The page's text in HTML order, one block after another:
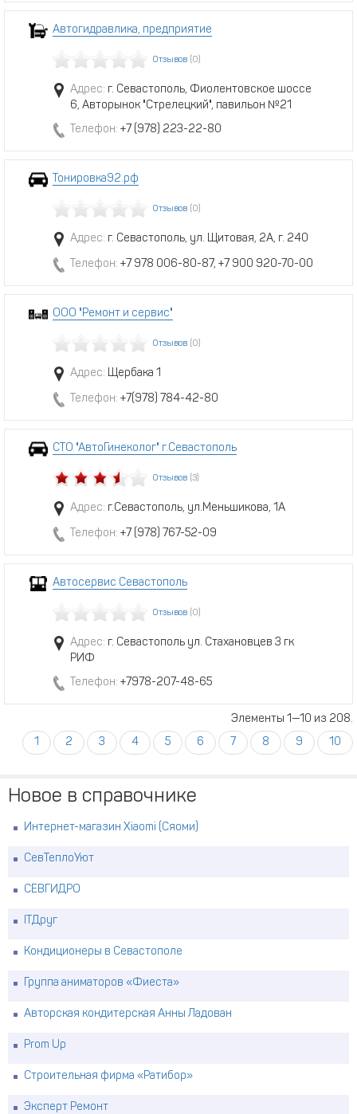
Автогидравлика, предприятие
Отзывов (0)
Адрес: г. Севастополь, Фиолентовское шоссе
6, Авторынок "Стрелецкий", павильон №21
Телефон: +7 (978) 223-22-80
Тонировка92.рф
Отзывов (0)
Адрес: г. Севастополь, ул. Щитовая, 2А, г. 240
Телефон: +7 978 006-80-87, +7 900 920-70-00
ООО "Ремонт и сервис"
Отзывов (0)
Адрес: Щербака 1
Телефон: +7(978) 784-42-80
СТО "АвтоГинеколог" г.Севастополь
Отзывов (3)
Адрес: г.Севастополь, ул.Меньшикова, 1А
Телефон: +7 (978) 767-52-09
Автосервис Севастополь
Отзывов (0)
Адрес: г. Севастополь ул. Стахановцев 3 гк
РИФ
Телефон: +7978-207-48-65
Элементы 1—10 из 208.
1
2 3 4 5 6 7 8 9 10
Новое в справочнике
Интернет-магазин Xiaomi (Сяоми)
СевТеплоУют
СЕВГИДРО
ITДруг
Кондиционеры в Севастополе
Группа аниматоров «Фиеста»
Авторская кондитерская Анны Ладован
Prom Up
Строительная фирма «Ратибор»
Эксперт Ремонт